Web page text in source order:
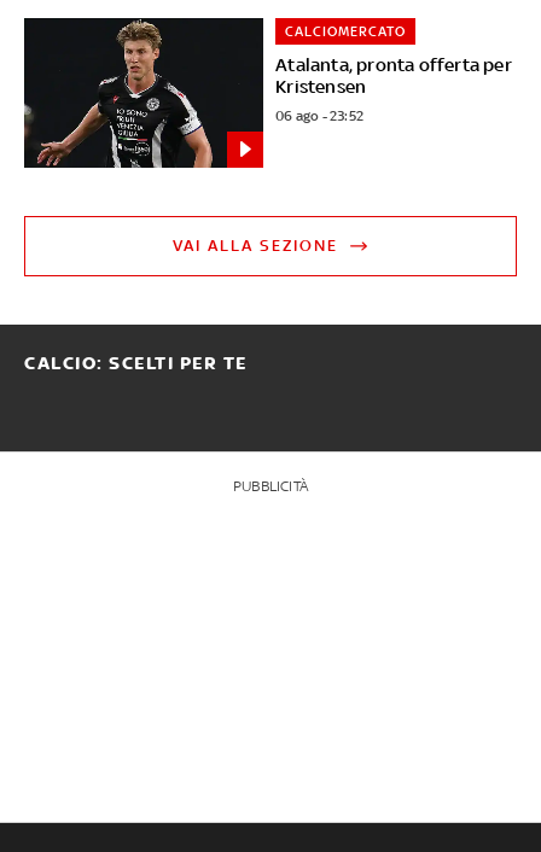
Atalanta, pronta offerta per
Kristensen
CALCIOMERCATO
06 ago - 23:52
VAI ALLA SEZIONE
CALCIO: SCELTI PER TE
PUBBLICITÀ